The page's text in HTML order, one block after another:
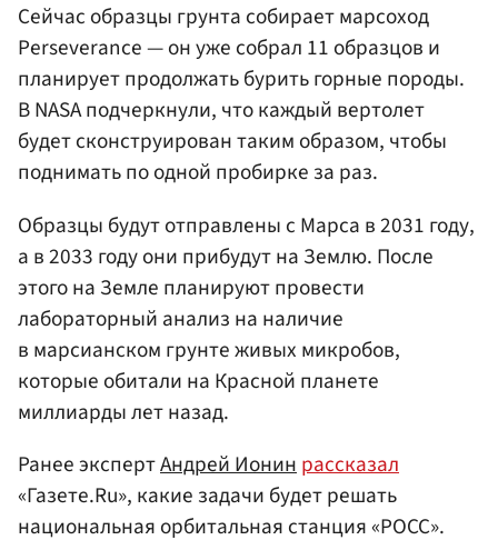
Сейчас образцы грунта собирает марсоход
Perseverance — он уже собрал 11 образцов и
планирует продолжать бурить горные породы.
В NASA подчеркнули, что каждый вертолет
будет сконструирован таким образом, чтобы
поднимать по одной пробирке за раз.
Образцы будут отправлены с Марса в 2031 году,
а в 2033 году они прибудут на Землю. После
этого на Земле планируют провести
лабораторный анализ на наличие
в марсианском грунте живых микробов,
которые обитали на Красной планете
миллиарды лет назад.
Ранее экспертАндрей Ионинрассказал
«Газете.Ru», какие задачи будет решать
национальная орбитальная станция «РОСС».